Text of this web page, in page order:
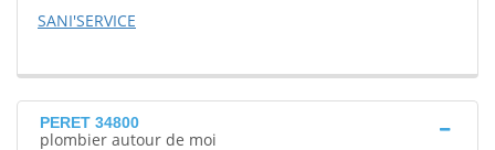
SANI'SERVICE
PERET 34800
plombier autour de moi